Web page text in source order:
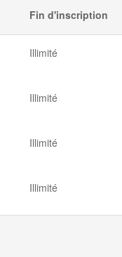
Fin d'inscription
Illimité
Illimité
Illimité
Illimité